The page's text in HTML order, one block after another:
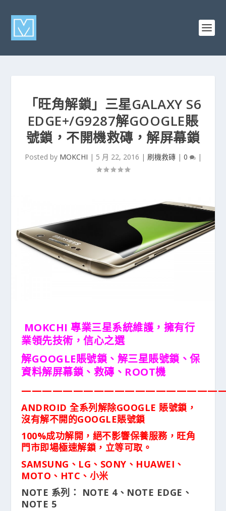
「旺角解鎖」三星GALAXY S6
EDGE+/G9287解GOOGLE賬
號鎖，不開機救磚，解屏幕鎖
Posted by MOKCHI | 5 月 22, 2016 | 刷機救磚| 0 |
MOKCHI 專業三星系統維護，擁有行
業領先技術，信心之選
解GOOGLE賬號鎖、解三星賬號鎖、保
資料解屏幕鎖、救磚、ROOT機
ANDROID全系列解除GOOGLE 賬號鎖，
沒有解不開的GOOGLE賬號鎖
100%成功解開，絕不影響保養服務，旺角
門市即場極速解鎖，立等可取。
SAMSUNG、LG、SONY、HUAWEI、
MOTO、HTC、小米
NOTE 系列： NOTE 4、NOTE EDGE、
NOTE 5